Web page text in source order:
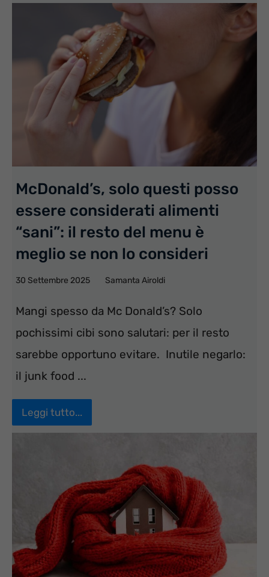
McDonald’s, solo questi posso
essere considerati alimenti
“sani”: il resto del menu è
meglio se non lo consideri
30 Settembre 2025 Samanta Airoldi
Mangi spesso da Mc Donald’s? Solo
pochissimi cibi sono salutari: per il resto
sarebbe opportuno evitare. Inutile negarlo:
il junk food ...
Leggi tutto...